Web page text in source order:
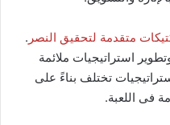
متقدمة لتحقيق النصر .
استراتيجيات ملائمة
تختلف بناءً على
فى اللعبة.